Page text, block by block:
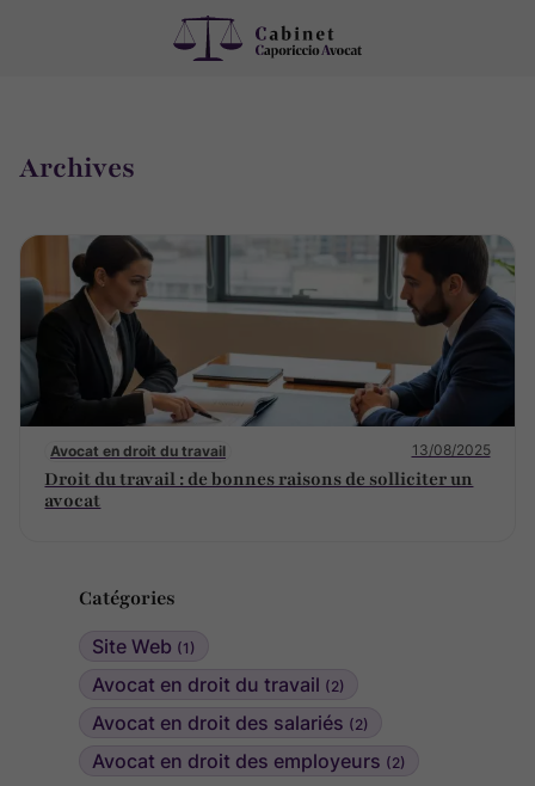
Catégories
Site Web (1)
Avocat en droit du travail (2)
Avocat en droit des salariés (2)
Avocat en droit des employeurs (2)
Archives
Avocat en droit du travail 13/08/2025
Droit du travail : de bonnes raisons de solliciter un
avocat